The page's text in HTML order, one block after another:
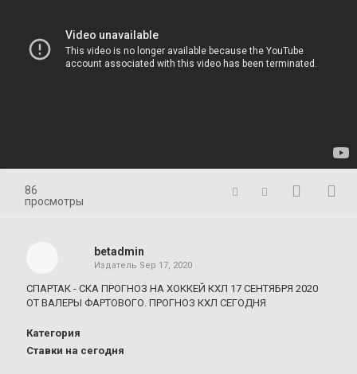
86
просмотры
betadmin
Издатель Sep 17, 2020
СПАРТАК - СКА ПРОГНОЗ НА ХОККЕЙ КХЛ 17 СЕНТЯБРЯ 2020
ОТ ВАЛЕРЫ ФАРТОВОГО. ПРОГНОЗ КХЛ СЕГОДНЯ
Категория
Ставки на сегодня